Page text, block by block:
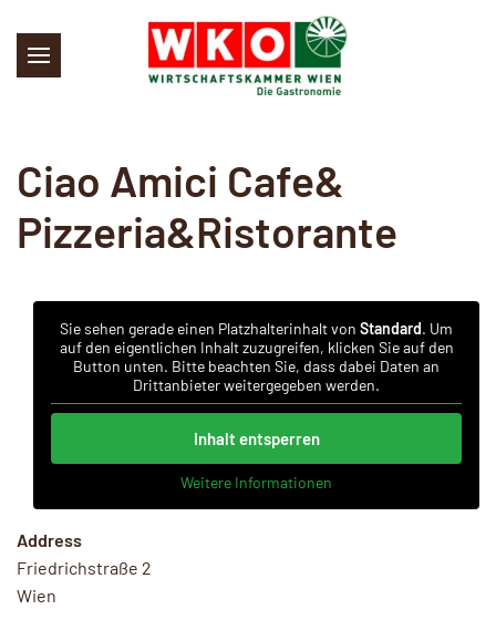
Skip to main content
Ciao Amici Cafe&
Pizzeria&Ristorante
Sie sehen gerade einen Platzhalterinhalt von Standard. Um
auf den eigentlichen Inhalt zuzugreifen, klicken Sie auf den
Button unten. Bitte beachten Sie, dass dabei Daten an
Drittanbieter weitergegeben werden.
Inhalt entsperren
Weitere Informationen
Address
Friedrichstraße 2
Wien